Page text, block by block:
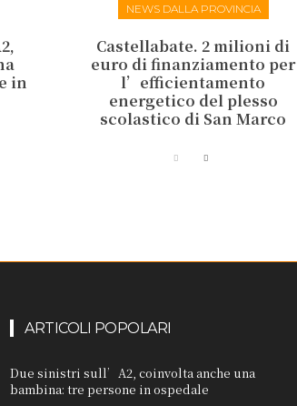
in
NEWS DALLA PROVINCIA
Castellabate. 2 milioni di
euro di finanziamento per
l’efficientamento
energetico del plesso
scolastico di San Marco
ARTICOLI POPOLARI
Due sinistri sull’A2, coinvolta anche una
bambina: tre persone in ospedale